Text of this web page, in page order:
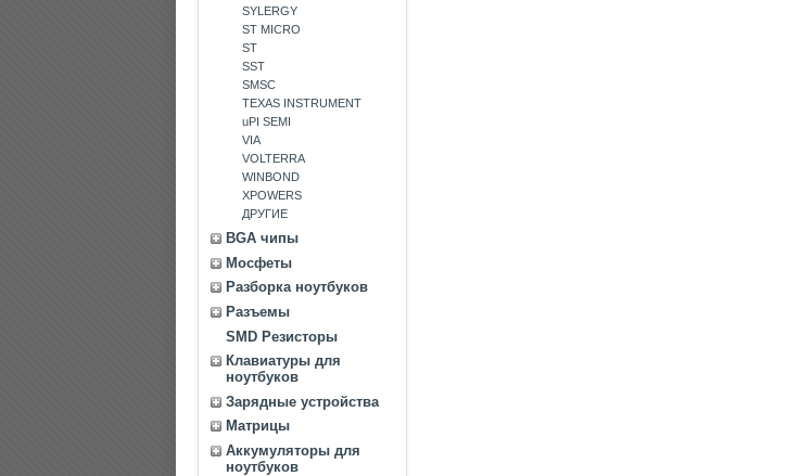
SYLERGY
ST MICRO
ST
SST
SMSC
TEXAS INSTRUMENT
uPI SEMI
VIA
VOLTERRA
WINBOND
XPOWERS
ДРУГИЕ
BGA чипы
Мосфеты
Разборка ноутбуков
Разъемы
SMD Резисторы
Клавиатуры для
ноутбуков
Зарядные устройства
Матрицы
Аккумуляторы для
ноутбуков